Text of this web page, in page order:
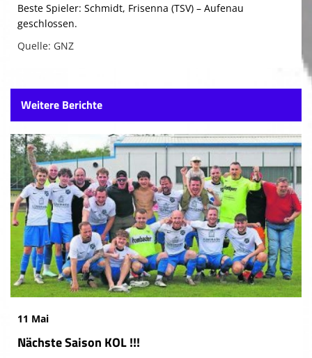
Beste Spieler: Schmidt, Frisenna (TSV) – Aufenau
geschlossen.
Quelle: GNZ
Weitere Berichte
11 Mai
Nächste Saison KOL !!!